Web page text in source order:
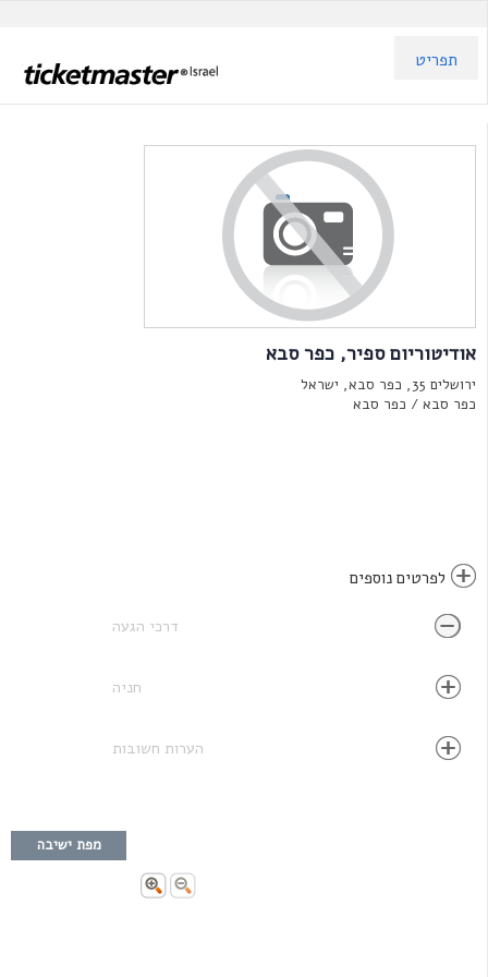
תפריט
אודיטוריום ספיר, כפר סבא
ירושלים 35, כפר סבא, ישראל
כפר סבא / כפר סבא
לפרטים נוספים
דרכי הגעה
חניה
הערות חשובות
מפת ישיבה